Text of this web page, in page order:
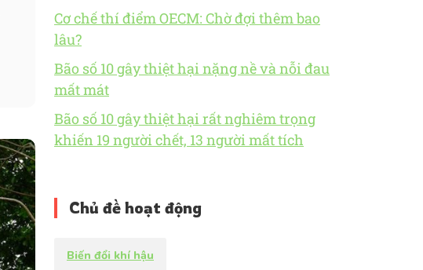
Cơ chế thí điểm OECM: Chờ đợi thêm bao
lâu?
Bão số 10 gây thiệt hại nặng nề và nỗi đau
mất mát
Bão số 10 gây thiệt hại rất nghiêm trọng
khiến 19 người chết, 13 người mất tích
Chủ đề hoạt động
Biến đổi khí hậu